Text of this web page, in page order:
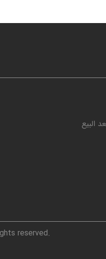
البيع
reserved.